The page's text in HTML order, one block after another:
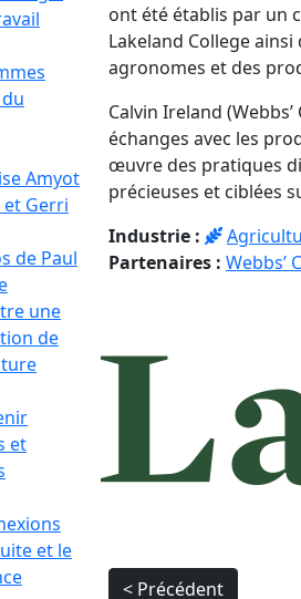
Amyot
et Gerri
de Paul
une
de
et
et le
ont été établis par un
Lakeland College
agronomes et des
Calvin Ireland
échanges avec les
œuvre des pratiques
précieuses et ciblées
Industrie :
Partenaires : Webbs’
Navigation
< Précédent